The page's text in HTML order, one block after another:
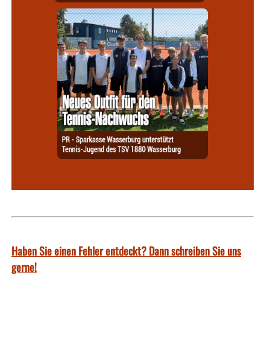
Haben Sie einen Fehler entdeckt? Dann schreiben Sie uns
gerne!